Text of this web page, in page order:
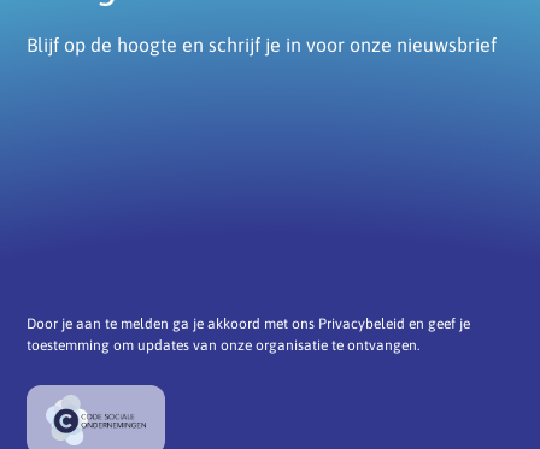
Blijf op de hoogte en schrijf je in voor onze nieuwsbrief
Door je aan te melden ga je akkoord met ons Privacybeleid en geef je
toestemming om updates van onze organisatie te ontvangen.